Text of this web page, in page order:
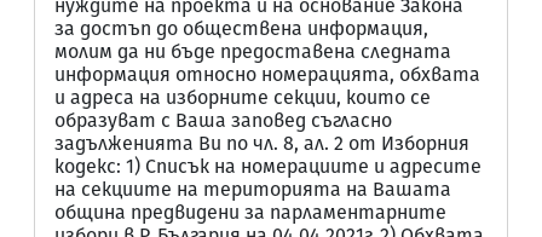
нуждите на проекта и на основание Закона
за достъп до обществена информация,
молим да ни бъде предоставена следната
информация относно номерацията, обхвата
и адреса на изборните секции, които се
образуват с Ваша заповед съгласно
задълженията Ви по чл. 8, ал. 2 от Изборния
кодекс: 1) Списък на номерациите и адресите
на секциите на територията на Вашата
община предвидени за парламентарните